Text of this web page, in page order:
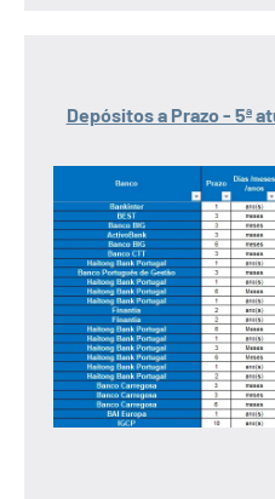
Depósitos a Prazo - 5ª